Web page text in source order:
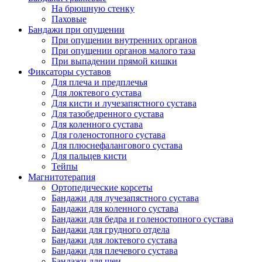
На брюшную стенку
Паховые
Бандажи при опущении
При опущении внутренних органов
При опущении органов малого таза
При выпадении прямой кишки
Фиксаторы суставов
Для плеча и предплечья
Для локтевого сустава
Для кисти и лучезапястного сустава
Для тазобедренного сустава
Для коленного сустава
Для голеностопного сустава
Для плюснефалангового сустава
Для пальцев кисти
Тейпы
Магнитотерапия
Ортопедические корсеты
Бандажи для лучезапястного сустава
Бандажи для коленного сустава
Бандажи для бедра и голеностопного сустава
Бандажи для грудного отдела
Бандажи для локтевого сустава
Бандажи для плечевого сустава